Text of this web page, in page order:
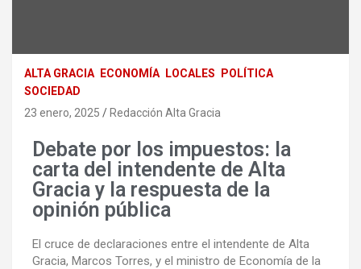
ALTA GRACIA ECONOMÍA LOCALES
POLÍTICA
SOCIEDAD
23 enero, 2025
Redacción Alta Gracia
Debate por los impuestos: la
carta del intendente de Alta
Gracia y la respuesta de la
opinión pública
El cruce de declaraciones entre el intendente de Alta
Gracia, Marcos Torres, y el ministro de Economía de la